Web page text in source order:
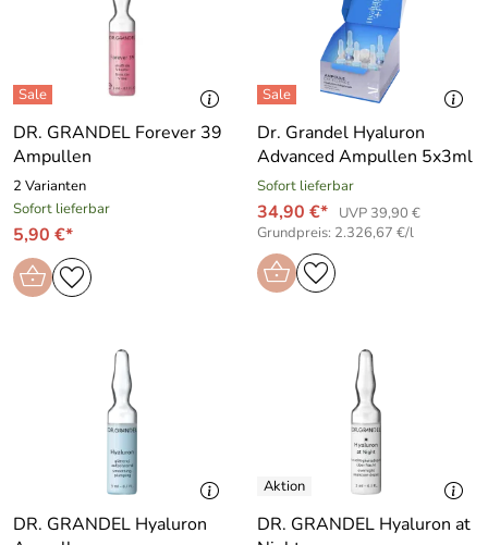
DR. GRANDEL Forever 39
Ampullen
2 Varianten
Sofort lieferbar
5,90 €*
Dr. Grandel Hyaluron
Advanced Ampullen 5x3ml
Sofort lieferbar
34,90 €*
UVP 39,90 €
Grundpreis: 2.326,67 €/l
DR. GRANDEL Hyaluron
DR. GRANDEL Hyaluron at